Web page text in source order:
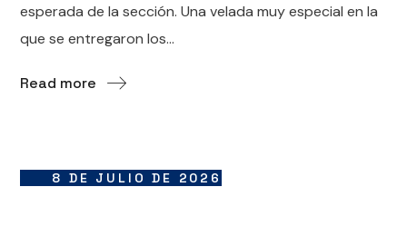
esperada de la sección. Una velada muy especial en la
que se entregaron los...
Read more
8 DE JULIO DE 2026